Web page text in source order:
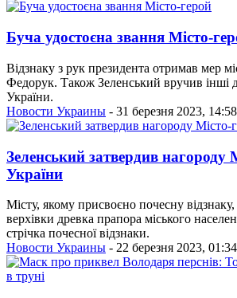
Буча удостоєна звання Місто-
Відзнаку з рук президента отримав мер
Федорук. Також Зеленський вручив інші
України.
Новости Украины - 31 березня 2023, 14:58
Зеленський затвердив нагороду
України
Місту, якому присвоєно почесну
верхівки древка прапора міського
стрічка почесної відзнаки.
Новости Украины - 22 березня 2023, 01:34